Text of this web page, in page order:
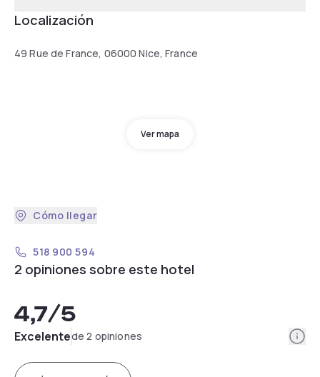
Localización
49 Rue de France, 06000 Nice, France
Ver mapa
Cómo llegar
518 900 594
2 opiniones sobre este hotel
4,7/5
Excelentede 2 opiniones